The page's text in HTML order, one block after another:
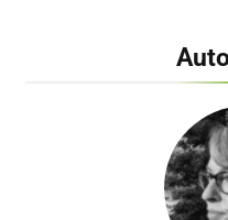
Dehnen,
verrät, wie man
wirklich vor